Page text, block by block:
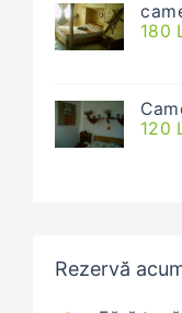
180
120
Rezervă